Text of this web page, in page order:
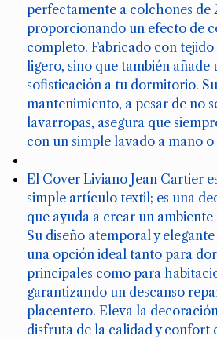
perfectamente a colchones de
proporcionando un efecto de
completo. Fabricado con tejido
ligero, sino que también añade
sofisticación a tu dormitorio.
mantenimiento, a pesar de no
lavarropas, asegura que
con un simple lavado a mano
El Cover Liviano Jean Cartier
simple artículo textil; es una
que ayuda a crear un
Su diseño atemporal y
una opción ideal tanto para
principales como para
garantizando un descanso
placentero. Eleva la
disfruta de la calidad y confort